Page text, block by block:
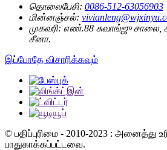
தொலைபேசி: 0086-512-63056903
மின்னஞ்சல்:
முகவரி: எண்.88 சுவாங்ஜு சாலை,
சீனா.
இப்போதே விசாரிக்கவும்
© பதிப்புரிமை - 2010-2023 : அனைத்து
பாதுகாக்கப்பட்டவை.